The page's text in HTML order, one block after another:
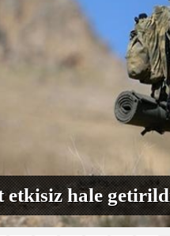
etkisiz hale